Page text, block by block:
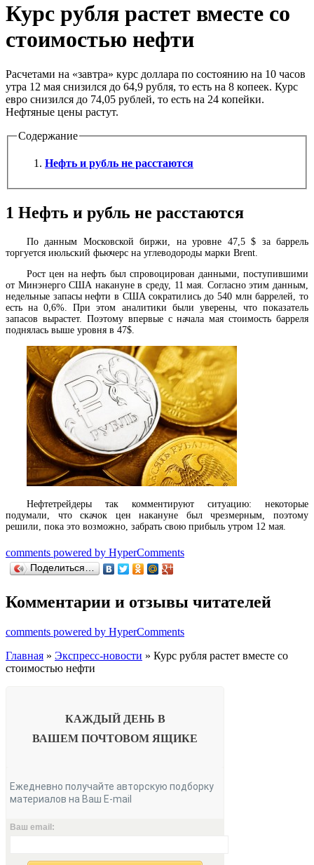
Курс рубля растет вместе cо
стоимостью нефти
Расчетами на «завтра» курс доллара по состоянию на 10 часов
утра 12 мая снизился до 64,9 рубля, то есть на 8 копеек. Курс
евро снизился до 74,05 рублей, то есть на 24 копейки.
Нефтяные цены растут.
Содержание
Нефть и рубль не расстаются
1 Нефть и рубль не расстаются
По данным Московской биржи, на уровне 47,5 $ за баррель
торгуется июльский фьючерс на углеводороды марки Brent.
Рост цен на нефть был спровоцирован данными, поступившими
от Минэнерго США накануне в среду, 11 мая. Согласно этим данным,
недельные запасы нефти в США сократились до 540 млн баррелей, то
есть на 0,6%. При этом аналитики были уверены, что показатель
запасов вырастет. Поэтому впервые с начала мая стоимость барреля
поднялась выше уровня в 47$.
Нефтетрейдеры так комментируют ситуацию: некоторые
подумали, что скачок цен накануне был чрезмерным, поэтому
решили, пока это возможно, забрать свою прибыль утром 12 мая.
comments powered by HyperComments
Поделиться…
Комментарии и отзывы читателей
comments powered by HyperComments
Главная » Экспресс-новости » Курс рубля растет вместе cо
стоимостью нефти
КАЖДЫЙ ДЕНЬ В
ВАШЕМ ПОЧТОВОМ ЯЩИКЕ
Ежедневно получайте авторскую подборку
материалов на Ваш E-mail
Ваш email: